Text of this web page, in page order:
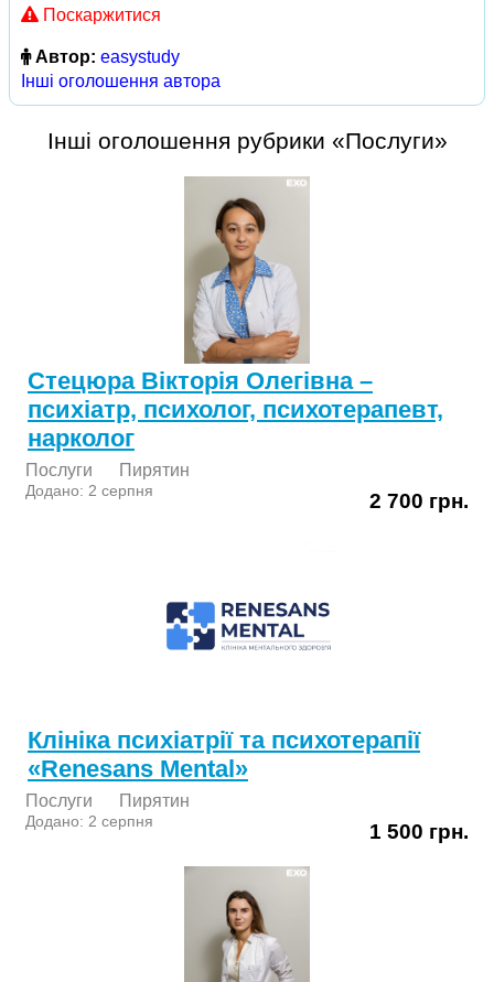
Поскаржитися
Автор: easystudy
Інші оголошення автора
Інші оголошення рубрики «Послуги»
Стецюра Вікторія Олегівна –
психіатр, психолог, психотерапевт,
нарколог
Послуги Пирятин
Додано: 2 серпня 2 700 грн.
Клініка психіатрії та психотерапії
«Renesans Mental»
Послуги Пирятин
Додано: 2 серпня 1 500 грн.